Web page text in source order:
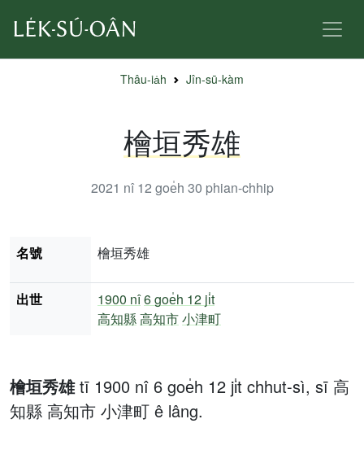
Thâu-ia̍h Jîn-sū-kàm
檜垣秀雄
2021 nî 12 goe̍h 30 phian-chhip
檜垣秀雄tī 1900 nî 6 goe̍h 12 ji̍t chhut-sì, sī 高
知縣 高知市 小津町 ê lâng.
名號 檜垣秀雄
出世 1900 nî6 goe̍h 12 ji̍t
高知縣高知市小津町